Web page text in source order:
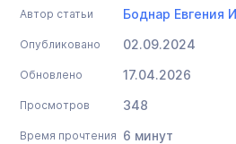
Автор статьи Боднар Евгения
Опубликовано 02.09.2024
Обновлено 17.04.2026
Просмотров 348
Время прочтения 6 минут